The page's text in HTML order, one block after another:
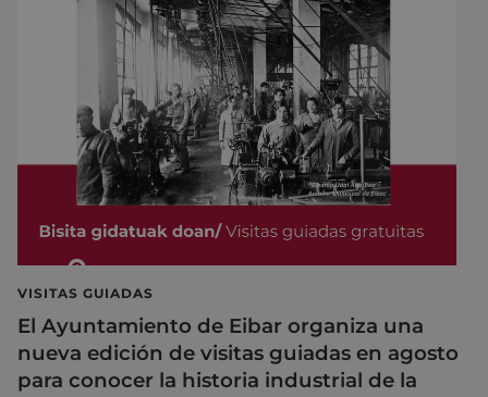
VISITAS GUIADAS
El Ayuntamiento de Eibar organiza una
nueva edición de visitas guiadas en agosto
para conocer la historia industrial de la